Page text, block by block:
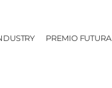
PREMIO FUTURA